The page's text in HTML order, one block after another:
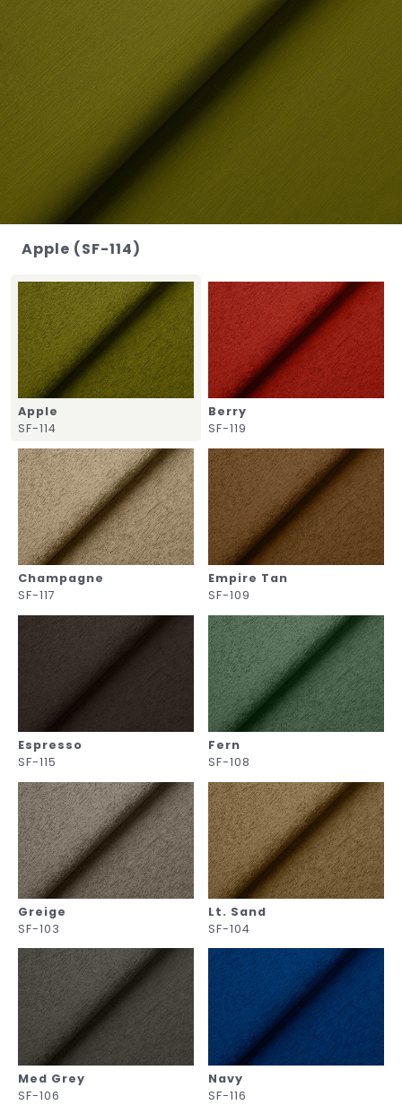
Apple (SF-114)
Apple
SF-114
Berry
SF-119
Champagne
SF-117
Empire Tan
SF-109
Espresso
SF-115
Fern
SF-108
Greige
SF-103
Lt. Sand
SF-104
Med Grey
SF-106
Navy
SF-116